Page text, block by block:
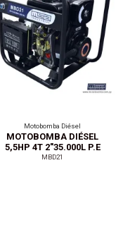
Motobomba Diésel
MOTOBOMBA DIÉSEL
5,5HP 4T 2"35.000L P.E
MBD21